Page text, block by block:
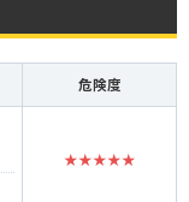
危険度
★★★★★